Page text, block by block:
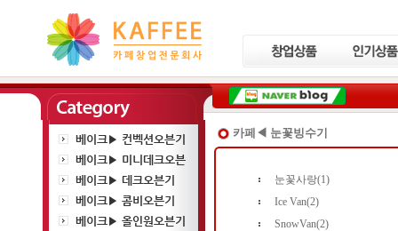
베이크▶ 컨벡션오븐기
베이크▶ 미니데크오븐
베이크▶ 데크오븐기
베이크▶ 콤비오븐기
베이크▶ 올인원오븐기
카페◀ 눈꽃빙수기
눈꽃사랑(1)
Ice Van(2)
SnowVan(2)